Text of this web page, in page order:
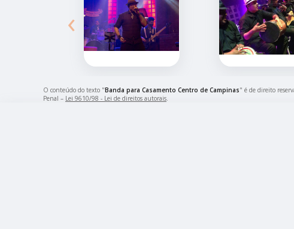
‹
O conteúdo do texto "Banda para Casamento Centro de Campinas" é de direito
Penal – Lei 9610/98 - Lei de direitos autorais.